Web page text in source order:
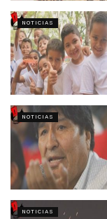
NOTICIAS
NOTICIAS
NOTICIAS